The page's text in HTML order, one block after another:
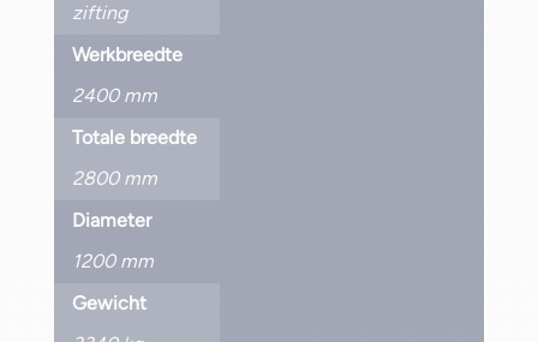
zifting
Werkbreedte
2400 mm
Totale breedte
2800 mm
Diameter
1200 mm
Gewicht